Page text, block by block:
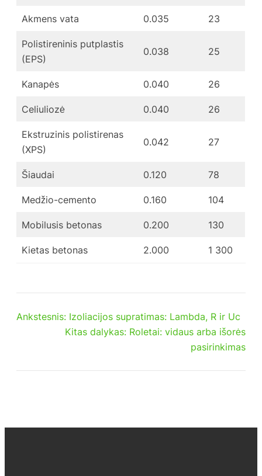
Akmens vata 0.035 23
Polistireninis putplastis
(EPS)
0.038 25
Kanapės 0.040 26
Celiuliozė 0.040 26
Ekstruzinis polistirenas
(XPS)
0.042 27
Šiaudai 0.120 78
Medžio-cemento 0.160 104
Mobilusis betonas 0.200 130
Kietas betonas 2.000 1 300
Ankstesnis: Izoliacijos supratimas: Lambda, R ir Uc
Kitas dalykas: Roletai: vidaus arba išorės
pasirinkimas